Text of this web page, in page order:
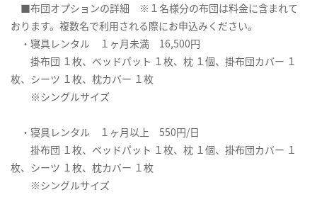
■布団オプションの詳細 ※１名様分の布団は料金に含まれて
おります。複数名で利用される際にお申込みください。
・寝具レンタル １ヶ月未満 16,500円
掛布団 １枚、ベッドパット １枚、枕 １個、掛布団カバー １
枚、シーツ １枚、枕カバー １枚
※シングルサイズ
・寝具レンタル １ヶ月以上 550円/日
掛布団 １枚、ベッドパット １枚、枕 １個、掛布団カバー １
枚、シーツ １枚、枕カバー １枚
※シングルサイズ